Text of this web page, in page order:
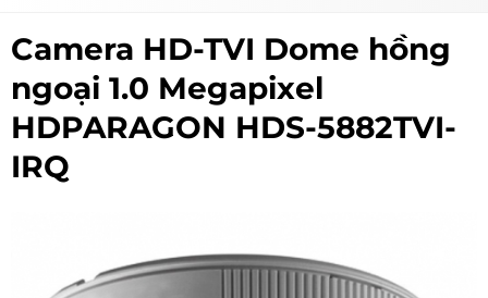
Camera HD-TVI Dome hồng
ngoại 1.0 Megapixel
HDPARAGON HDS-5882TVI-
IRQ